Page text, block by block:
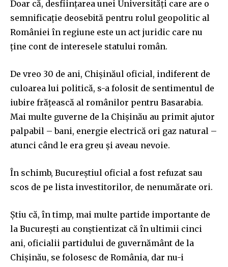
Doar că, desființarea unei Universități care are o
semnificație deosebită pentru rolul geopolitic al
României în regiune este un act juridic care nu
ține cont de interesele statului român.
De vreo 30 de ani, Chișinăul oficial, indiferent de
culoarea lui politică, s-a folosit de sentimentul de
iubire frățească al românilor pentru Basarabia.
Mai multe guverne de la Chișinău au primit ajutor
palpabil – bani, energie electrică ori gaz natural –
atunci când le era greu și aveau nevoie.
În schimb, Bucureștiul oficial a fost refuzat sau
scos de pe lista investitorilor, de nenumărate ori.
Știu că, în timp, mai multe partide importante de
la București au conștientizat că în ultimii cinci
ani, oficialii partidului de guvernământ de la
Chișinău, se folosesc de România, dar nu-i